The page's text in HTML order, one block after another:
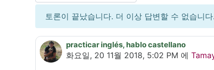
토론이 끝났습니다. 더 이상 답변할 수 없습니다.
practicar inglés, hablo castellano
화요일, 20 11월 2018, 5:02 PM 에
Number of replies: 0